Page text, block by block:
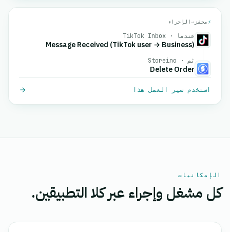
⚡ محفز →الإجراء
عندما · TikTok Inbox
Message Received (TikTok user → Business)
ثم · Storeino
Delete Order
استخدم سير العمل هذا
الإمكانيات
كل مشغل وإجراء عبر كلا التطبيقين.